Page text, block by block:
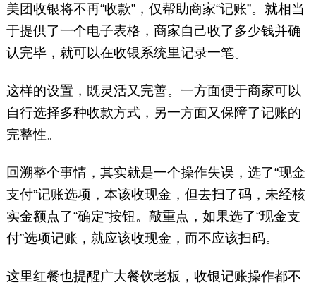
美团收银将不再“收款”，仅帮助商家“记账”。就相当
于提供了一个电子表格，商家自己收了多少钱并确
认完毕，就可以在收银系统里记录一笔。
这样的设置，既灵活又完善。一方面便于商家可以
自行选择多种收款方式，另一方面又保障了记账的
完整性。
回溯整个事情，其实就是一个操作失误，选了“现金
支付”记账选项，本该收现金，但去扫了码，未经核
实金额点了“确定”按钮。敲重点，如果选了“现金支
付”选项记账，就应该收现金，而不应该扫码。
这里红餐也提醒广大餐饮老板，收银记账操作都不